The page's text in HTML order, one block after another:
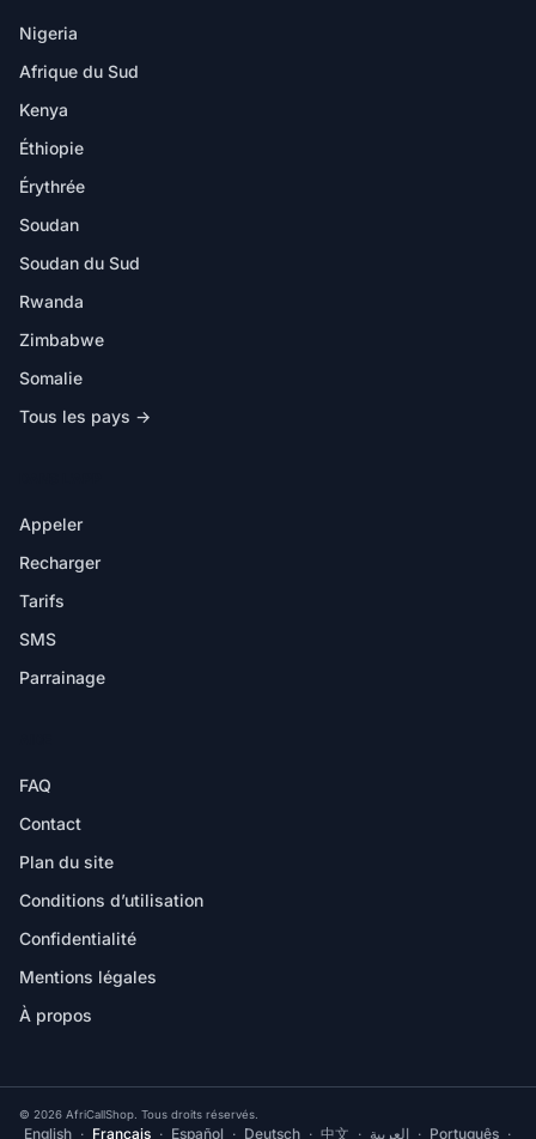
Nigeria
Afrique du Sud
Kenya
Éthiopie
Érythrée
Soudan
Soudan du Sud
Rwanda
Zimbabwe
Somalie
Tous les pays →
Appeler
Recharger
Tarifs
SMS
Parrainage
FAQ
Contact
Plan du site
Conditions d’utilisation
Confidentialité
Mentions légales
À propos
© 2026 AfriCallShop. Tous droits réservés.
English · Français · Español · Deutsch · 中文 · العربية · Português ·